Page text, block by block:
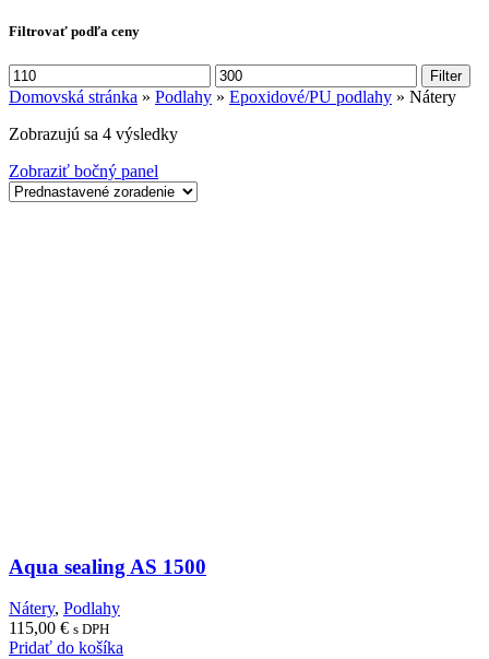
Filtrovať podľa ceny
Minimálna
cena
Maximálna
cena
Filter
Domovská stránka » Podlahy » Epoxidové/PU podlahy » Nátery
Zobrazujú sa 4 výsledky
Zobraziť bočný panel
Aqua sealing AS 1500
Nátery, Podlahy
115,00 € s DPH
Pridať do košíka